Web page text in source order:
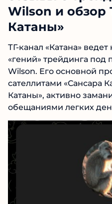
отзывы о
Wilson и обзор
Катаны»
ТГ-канал «Катана»
«гений» трейдинга под
Wilson. Его основной
сателлитами «Сансара
«Реинкарнация
крупного профита.